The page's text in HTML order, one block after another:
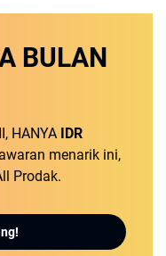
BULAN
HANYA
IDR
menarik ini,
Prodak.